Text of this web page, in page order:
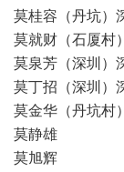
莫桂容（丹坑
莫就财（石厦村
莫泉芳（深圳）
莫丁招（深圳
莫金华（丹坑村
莫静雄
莫旭辉